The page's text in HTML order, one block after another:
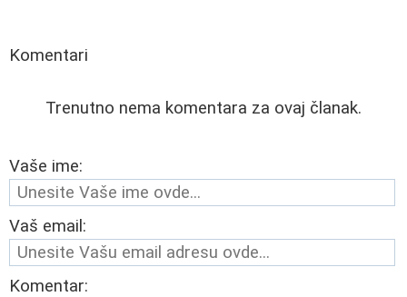
Komentari
Trenutno nema komentara za ovaj članak.
Vaše ime:
Vaš email:
Komentar: